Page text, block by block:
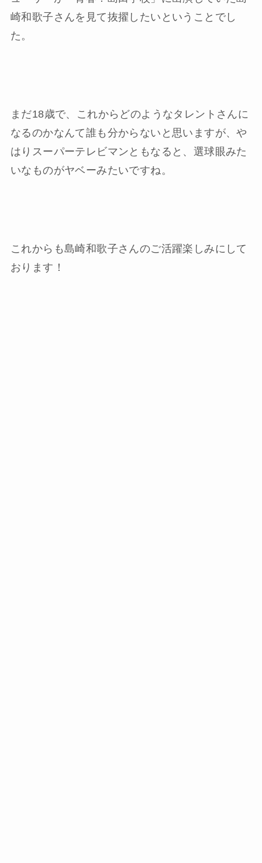
崎和歌子さんを見て抜擢したいということでし
た。
まだ18歳で、これからどのようなタレントさんに
なるのかなんて誰も分からないと思いますが、や
はりスーパーテレビマンともなると、選球眼みた
いなものがヤベーみたいですね。
これからも島崎和歌子さんのご活躍楽しみにして
おります！